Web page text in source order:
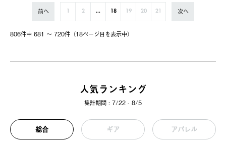
806件中 681 〜 720件（18ページ⽬を表⽰中）
前へ 1 2 ... 18 19 20 21 次へ
人気ランキング
集計期間 : 7/22 - 8/5
総合 ギア アパレル